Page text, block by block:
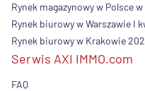
Rynek magazynowy w Polsce
Rynek biurowy w Warszawie I
Rynek biurowy w Krakowie
Serwis AXI IMMO.com
FAQ